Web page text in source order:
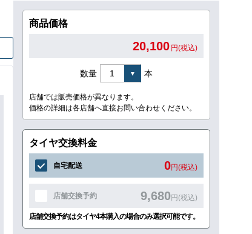
商品価格
20,100 円(税込)
数量 本
店舗では販売価格が異なります。
価格の詳細は各店舗へ直接お問い合わせください。
タイヤ交換料金
自宅配送 0円(税込)
店舗交換予約 9,680円(税込)
店舗交換予約はタイヤ4本購入の場合のみ選択可能です。